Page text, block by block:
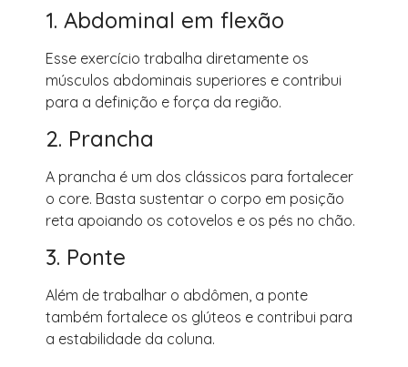
1. Abdominal em flexão
Esse exercício trabalha diretamente os
músculos abdominais superiores e contribui
para a definição e força da região.
2. Prancha
A prancha é um dos clássicos para fortalecer
o core. Basta sustentar o corpo em posição
reta apoiando os cotovelos e os pés no chão.
3. Ponte
Além de trabalhar o abdômen, a ponte
também fortalece os glúteos e contribui para
a estabilidade da coluna.